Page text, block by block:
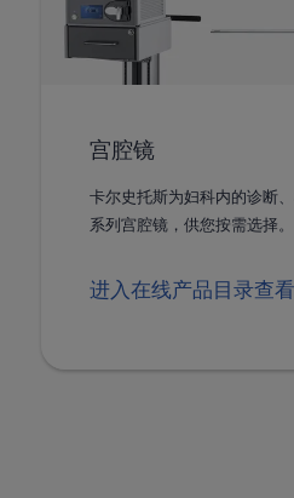
宫腔镜
卡尔史托斯为妇科内的诊断
系列宫腔镜，供您按需选择。
进入在线产品目录查